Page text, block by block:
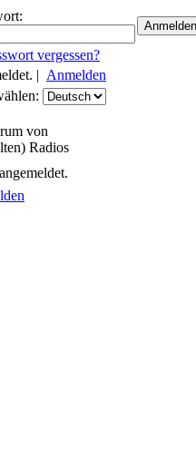
vergessen?
| Anmelden
von
Radios